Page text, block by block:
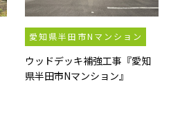
愛知県半田市Nマンション
ウッドデッキ補強工事『愛知
県半田市Nマンション』